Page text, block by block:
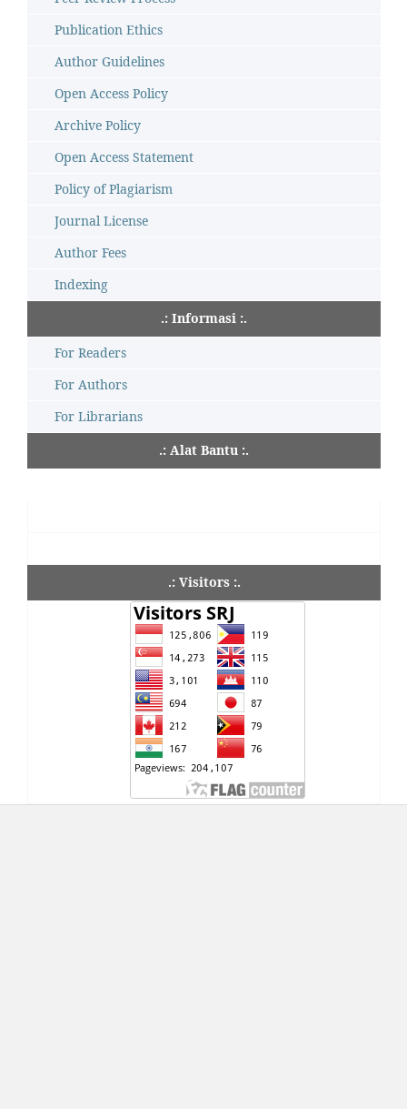
Publication Ethics
Author Guidelines
Open Access Policy
Archive Policy
Open Access Statement
Policy of Plagiarism
Journal License
Author Fees
Indexing
.: Informasi :.
For Readers
For Authors
For Librarians
.: Alat Bantu :.
.: Visitors :.